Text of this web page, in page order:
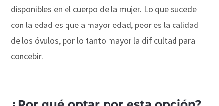
disponibles en el cuerpo de la mujer. Lo que sucede
con la edad es que a mayor edad, peor es la calidad
de los óvulos, por lo tanto mayor la dificultad para
concebir.